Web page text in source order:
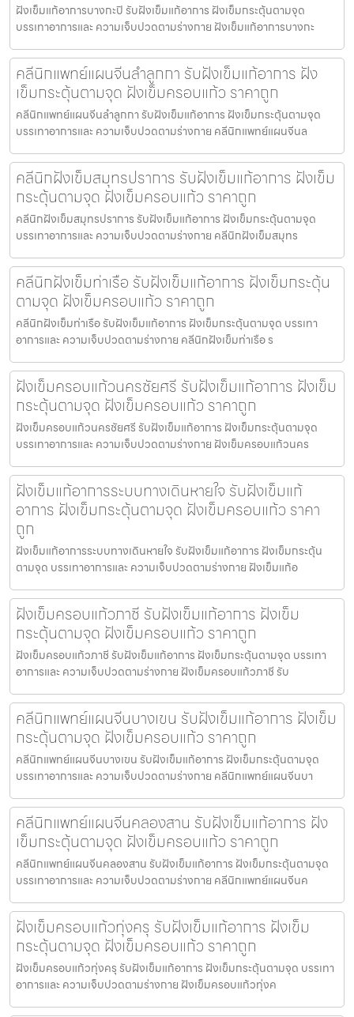
ฝังเข็มแก้อาการบางกะปิ รับฝังเข็มแก้อาการ ฝังเข็มกระตุ้นตามจุด
บรรเทาอาการและ ความเจ็บปวดตามร่างกาย ฝังเข็มแก้อาการบางกะ
คลีนิกแพทย์แผนจีนลำลูกกา รับฝังเข็มแก้อาการ ฝัง
เข็มกระตุ้นตามจุด ฝังเข็มครอบแก้ว ราคาถูก
คลีนิกแพทย์แผนจีนลำลูกกา รับฝังเข็มแก้อาการ ฝังเข็มกระตุ้นตามจุด
บรรเทาอาการและ ความเจ็บปวดตามร่างกาย คลีนิกแพทย์แผนจีนล
คลีนิกฝังเข็มสมุทรปราการ รับฝังเข็มแก้อาการ ฝังเข็ม
กระตุ้นตามจุด ฝังเข็มครอบแก้ว ราคาถูก
คลีนิกฝังเข็มสมุทรปราการ รับฝังเข็มแก้อาการ ฝังเข็มกระตุ้นตามจุด
บรรเทาอาการและ ความเจ็บปวดตามร่างกาย คลีนิกฝังเข็มสมุทร
คลีนิกฝังเข็มท่าเรือ รับฝังเข็มแก้อาการ ฝังเข็มกระตุ้น
ตามจุด ฝังเข็มครอบแก้ว ราคาถูก
คลีนิกฝังเข็มท่าเรือ รับฝังเข็มแก้อาการ ฝังเข็มกระตุ้นตามจุด บรรเทา
อาการและ ความเจ็บปวดตามร่างกาย คลีนิกฝังเข็มท่าเรือ ร
ฝังเข็มครอบแก้วนครชัยศรี รับฝังเข็มแก้อาการ ฝังเข็ม
กระตุ้นตามจุด ฝังเข็มครอบแก้ว ราคาถูก
ฝังเข็มครอบแก้วนครชัยศรี รับฝังเข็มแก้อาการ ฝังเข็มกระตุ้นตามจุด
บรรเทาอาการและ ความเจ็บปวดตามร่างกาย ฝังเข็มครอบแก้วนคร
ฝังเข็มแก้อาการระบบทางเดินหายใจ รับฝังเข็มแก้
อาการ ฝังเข็มกระตุ้นตามจุด ฝังเข็มครอบแก้ว ราคา
ถูก
ฝังเข็มแก้อาการระบบทางเดินหายใจ รับฝังเข็มแก้อาการ ฝังเข็มกระตุ้น
ตามจุด บรรเทาอาการและ ความเจ็บปวดตามร่างกาย ฝังเข็มแก้อ
ฝังเข็มครอบแก้วภาชี รับฝังเข็มแก้อาการ ฝังเข็ม
กระตุ้นตามจุด ฝังเข็มครอบแก้ว ราคาถูก
ฝังเข็มครอบแก้วภาชี รับฝังเข็มแก้อาการ ฝังเข็มกระตุ้นตามจุด บรรเทา
อาการและ ความเจ็บปวดตามร่างกาย ฝังเข็มครอบแก้วภาชี รับ
คลีนิกแพทย์แผนจีนบางเขน รับฝังเข็มแก้อาการ ฝังเข็ม
กระตุ้นตามจุด ฝังเข็มครอบแก้ว ราคาถูก
คลีนิกแพทย์แผนจีนบางเขน รับฝังเข็มแก้อาการ ฝังเข็มกระตุ้นตามจุด
บรรเทาอาการและ ความเจ็บปวดตามร่างกาย คลีนิกแพทย์แผนจีนบา
คลีนิกแพทย์แผนจีนคลองสาน รับฝังเข็มแก้อาการ ฝัง
เข็มกระตุ้นตามจุด ฝังเข็มครอบแก้ว ราคาถูก
คลีนิกแพทย์แผนจีนคลองสาน รับฝังเข็มแก้อาการ ฝังเข็มกระตุ้นตามจุด
บรรเทาอาการและ ความเจ็บปวดตามร่างกาย คลีนิกแพทย์แผนจีนค
ฝังเข็มครอบแก้วทุ่งครุ รับฝังเข็มแก้อาการ ฝังเข็ม
กระตุ้นตามจุด ฝังเข็มครอบแก้ว ราคาถูก
ฝังเข็มครอบแก้วทุ่งครุ รับฝังเข็มแก้อาการ ฝังเข็มกระตุ้นตามจุด บรรเทา
อาการและ ความเจ็บปวดตามร่างกาย ฝังเข็มครอบแก้วทุ่งค